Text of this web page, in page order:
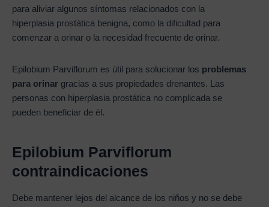
para aliviar algunos síntomas relacionados con la
hiperplasia prostática benigna, como la dificultad para
comenzar a orinar o la necesidad frecuente de orinar.
Epilobium Parviflorum es útil para solucionar los problemas
para orinar gracias a sus propiedades drenantes. Las
personas con hiperplasia prostática no complicada se
pueden beneficiar de él.
Epilobium Parviflorum
contraindicaciones
Debe mantener lejos del alcance de los niños y no se debe